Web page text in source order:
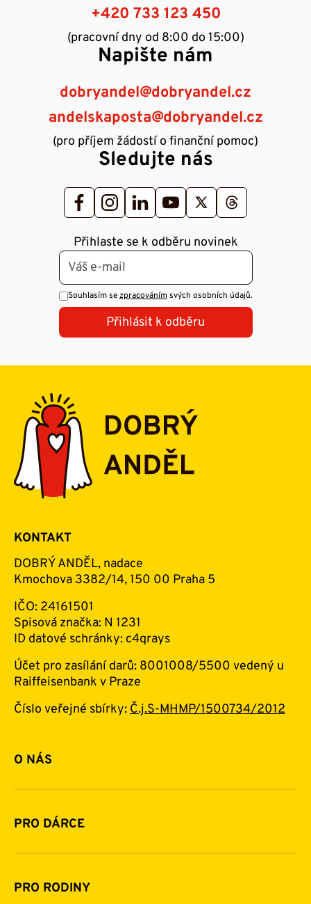
+420 733 123 450
(pracovní dny od 8:00 do 15:00)
Napište nám
dobryandel@dobryandel.cz
andelskaposta@dobryandel.cz
(pro příjem žádostí o finanční pomoc)
Sledujte nás
Přihlaste se k odběru novinek
Souhlasím sezpracovánímsvých osobních údajů.
Přihlásit k odběru
KONTAKT
DOBRÝ ANDĚL, nadace
Kmochova 3382/14, 150 00 Praha 5
IČO: 24161501
Spisová značka: N 1231
ID datové schránky: c4qrays
Účet pro zasílání darů: 8001008/5500 vedený u
Raiffeisenbank v Praze
Číslo veřejné sbírky:Č.j.S-MHMP/1500734/2012
O NÁS
Základní informace o nadaci
Historie a zakladatelé
Financování
Pomoc v číslech
PRO DÁRCE
Jak pomáhat
Daňová uznatelnost darů
PRO RODINY